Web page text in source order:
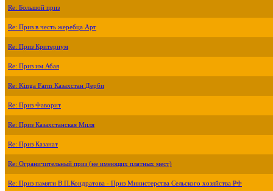
Re: Большой приз
Re: Приз в честь жеребца Арт
Re: Приз Критериум
Re: Приз им.Абая
Re: Kinga Farm Казахстан Дерби
Re: Приз Фаворит
Re: Приз Казахстанская Миля
Re: Приз Казанат
Re: Ограничительный приз (не имеющих платных мест)
Re: Приз памяти В.П.Кондратова - Приз Министерства Сельского хозяйства РФ